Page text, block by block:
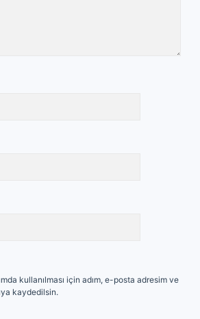
kullanılması için adım, e-posta adresim ve
kaydedilsin.